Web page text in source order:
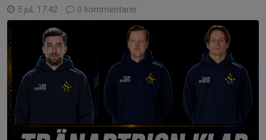
5 jul, 17:42 0 kommentarer